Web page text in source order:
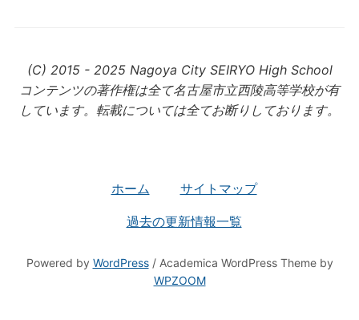
(C) 2015 - 2025 Nagoya City SEIRYO High School
コンテンツの著作権は全て名古屋市立西陵高等学校が有
しています。転載については全てお断りしております。
ホーム サイトマップ
過去の更新情報一覧
Powered by WordPress/ Academica WordPress Theme by
WPZOOM